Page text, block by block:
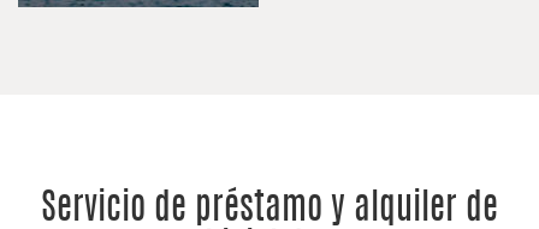
Servicio de préstamo y alquiler de